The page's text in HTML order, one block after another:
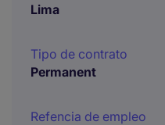
Lima
Tipo de contrato
Permanent
Refencia de empleo